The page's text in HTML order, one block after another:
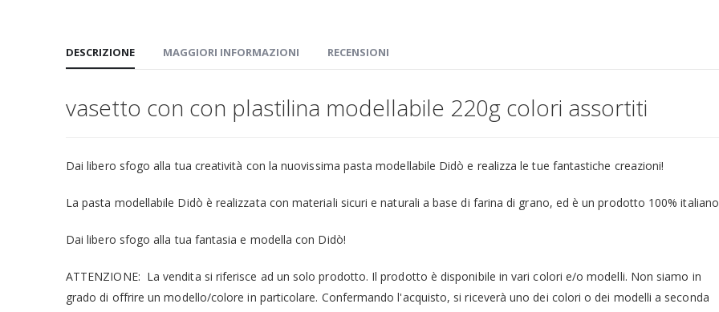
di
immagini
DESCRIZIONE
vasetto con con plastilina modellabile 220g colori assortiti
Dai libero sfogo alla tua creatività con la nuovissima pasta modellabile Didò e realizza le tue fantastiche creazioni!
La pasta modellabile Didò è realizzata con materiali sicuri e naturali a base di farina di grano, ed è un prodotto 100%
Dai libero sfogo alla tua fantasia e modella con Didò!
ATTENZIONE: La vendita si riferisce ad un solo prodotto. Il prodotto è disponibile in vari colori e/o modelli. Non siamo in
grado di offrire un modello/colore in particolare. Confermando l'acquisto, si riceverà uno dei colori o dei modelli a seconda
MAGGIORI INFORMAZIONI RECENSIONI